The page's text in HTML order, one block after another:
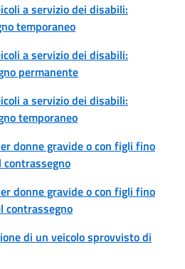
a servizio dei disabili:
temporaneo
a servizio dei disabili:
permanente
a servizio dei disabili:
temporaneo
donne gravide o con figli fino
contrassegno
donne gravide o con figli fino
contrassegno
di un veicolo sprovvisto di